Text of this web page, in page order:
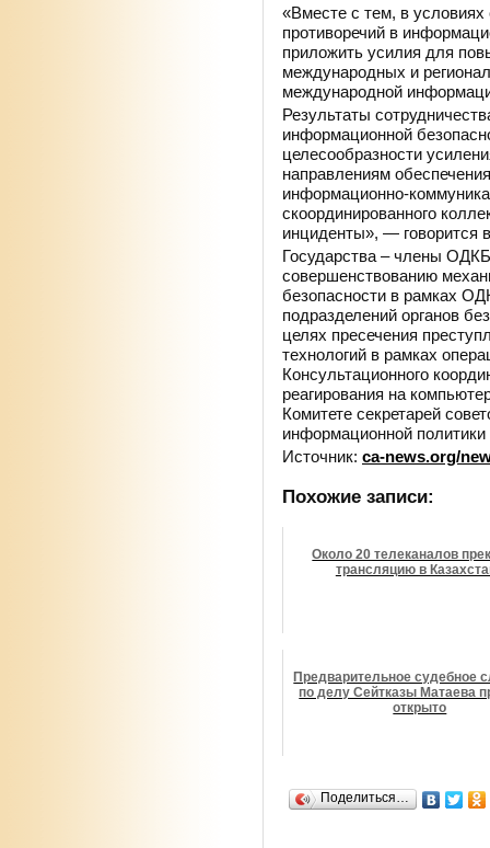
«Вместе с тем, в
противоречий в
приложить усилия для
международных и
международной
Результаты
информационной
целесообразности
направлениям
информационно-
скоординированного
инциденты», — говорится
Государства – члены
совершенствованию
безопасности в рамках
подразделений органов
целях пресечения
технологий в рамках
Консультационного
реагирования на
Комитете секретарей
информационной
Источник: ca-news.org/
Похожие записи:
Около 20 телеканалов
трансляцию в
Предварительное судебное
по делу Сейтказы Матаева
открыто
Поделиться…